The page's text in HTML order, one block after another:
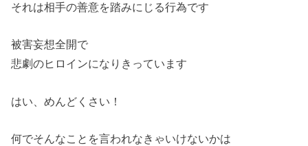
それは相手の善意を踏みにじる行為です
被害妄想全開で
悲劇のヒロインになりきっています
はい、めんどくさい！
何でそんなことを言われなきゃいけないかは